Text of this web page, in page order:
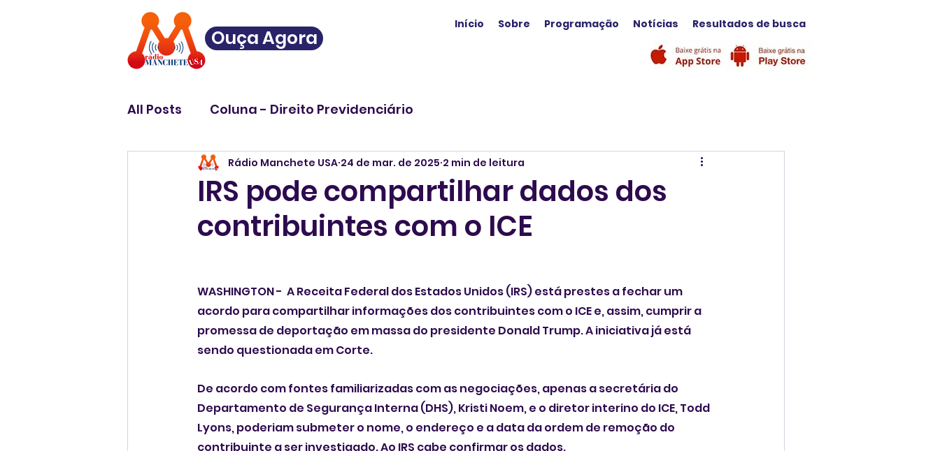
Ouça Agora
Início Sobre Programação Notícias Resultados de busca
All Posts Coluna - Direito Previdenciário
IRS pode compartilhar dados dos
contribuintes com o ICE
Rádio Manchete USA 24 de mar. de 2025 2 min de leitura
WASHINGTON -  A Receita Federal dos Estados Unidos (IRS) está prestes a fechar um
acordo para compartilhar informações dos contribuintes com o ICE e, assim, cumprir a
promessa de deportação em massa do presidente Donald Trump. A iniciativa já está
sendo questionada em Corte.
De acordo com fontes familiarizadas com as negociações, apenas a secretária do
Departamento de Segurança Interna (DHS), Kristi Noem, e o diretor interino do ICE, Todd
Lyons, poderiam submeter o nome, o endereço e a data da ordem de remoção do
contribuinte a ser investigado. Ao IRS cabe confirmar os dados.